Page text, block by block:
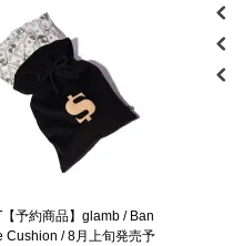
【予約商品】glamb / Ban
Cushion / 8月上旬発売予